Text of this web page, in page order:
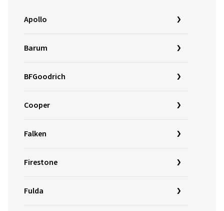
Apollo
Barum
BFGoodrich
Cooper
Falken
Firestone
Fulda